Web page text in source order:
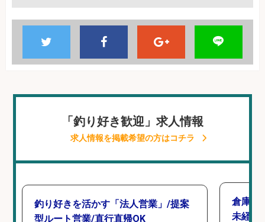
「釣り好き歓迎」求人情報
求人情報を掲載希望の方はコチラ
釣り好きを活かす「法人営業」/提案
型ルート営業/直行直帰OK
倉庫で
未経験